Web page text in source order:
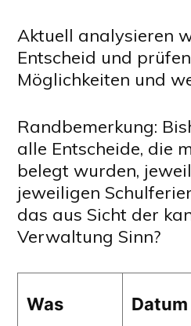
Aktuell analysieren
Entscheid und
Möglichkeiten und
Randbemerkung:
alle Entscheide, die
belegt wurden,
jeweiligen
das aus Sicht der
Verwaltung Sinn?
Was Datum